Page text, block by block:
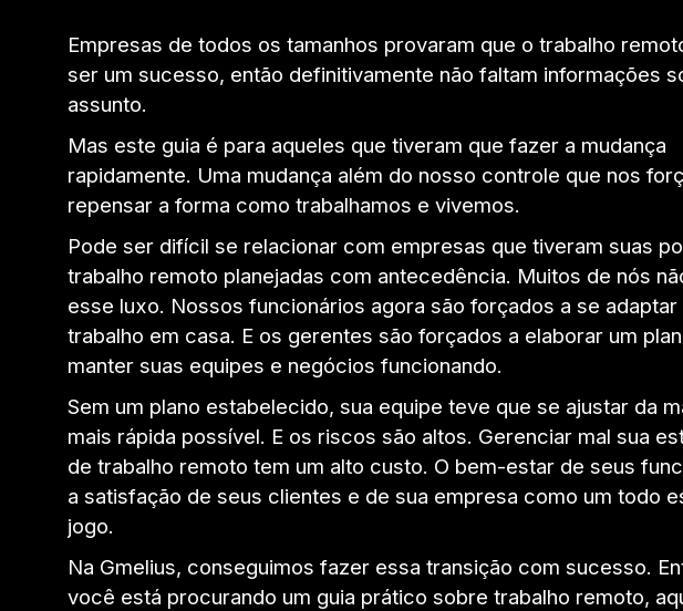
Empresas de todos os tamanhos provaram que o trabalho
ser um sucesso, então definitivamente não faltam informações
assunto.
Mas este guia é para aqueles que tiveram que fazer a mudança
rapidamente. Uma mudança além do nosso controle que nos
repensar a forma como trabalhamos e vivemos.
Pode ser difícil se relacionar com empresas que tiveram suas
trabalho remoto planejadas com antecedência. Muitos de nós
esse luxo. Nossos funcionários agora são forçados a se adaptar
trabalho em casa. E os gerentes são forçados a elaborar um
manter suas equipes e negócios funcionando.
Sem um plano estabelecido, sua equipe teve que se ajustar da
mais rápida possível. E os riscos são altos. Gerenciar mal sua
de trabalho remoto tem um alto custo. O bem-estar de seus
a satisfação de seus clientes e de sua empresa como um todo
jogo.
Na Gmelius, conseguimos fazer essa transição com sucesso.
você está procurando um guia prático sobre trabalho remoto,